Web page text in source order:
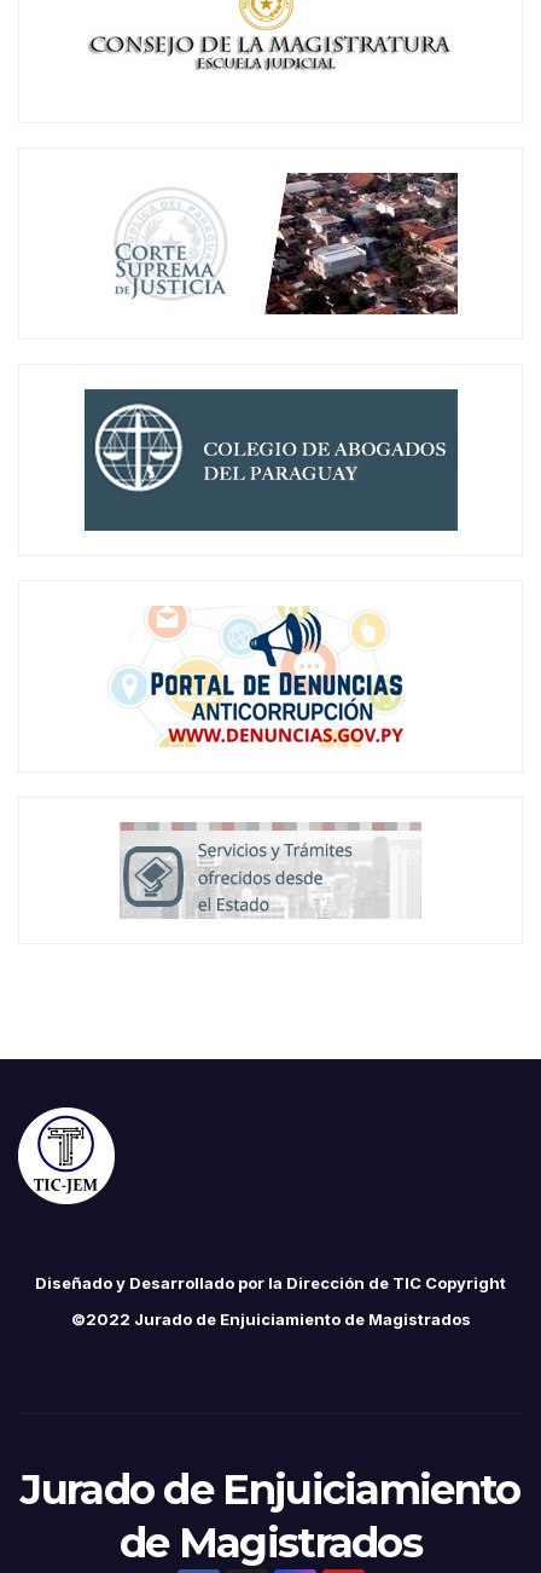
Diseñado y Desarrollado por la Dirección de TIC Copyright
©2022 Jurado de Enjuiciamiento de Magistrados
Jurado de Enjuiciamiento
de Magistrados